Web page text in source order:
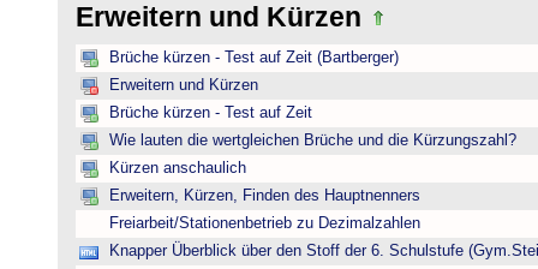
Erweitern und Kürzen
Brüche kürzen - Test auf Zeit (Bartberger)
Erweitern und Kürzen
Brüche kürzen - Test auf Zeit
Wie lauten die wertgleichen Brüche und die Kürzungszahl?
Kürzen anschaulich
Erweitern, Kürzen, Finden des Hauptnenners
Freiarbeit/Stationenbetrieb zu Dezimalzahlen
Knapper Überblick über den Stoff der 6. Schulstufe